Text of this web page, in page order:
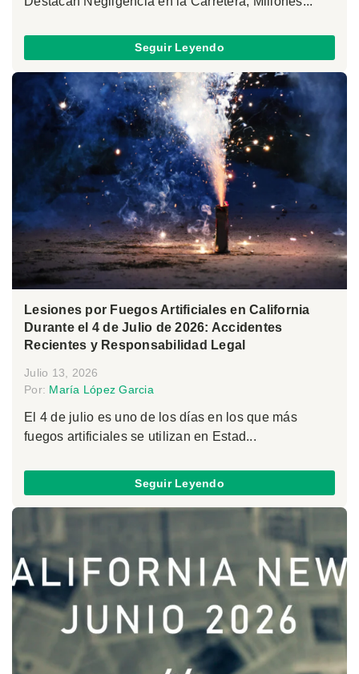
Seguir Leyendo
Lesiones por Fuegos Artificiales en California
Durante el 4 de Julio de 2026: Accidentes
Recientes y Responsabilidad Legal
Julio 13, 2026
Por: María López Garcia
El 4 de julio es uno de los días en los que más
fuegos artificiales se utilizan en Estad...
Seguir Leyendo